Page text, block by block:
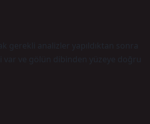
gerekli analizler yapıldıktan sonra
var ve gölün dibinden yüzeye doğru